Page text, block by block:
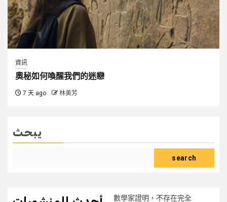
資訊
奧秘如何喚醒我們的迷戀
7 天 ago 林美芳
يبحث
search
數學家證明，不存在完全